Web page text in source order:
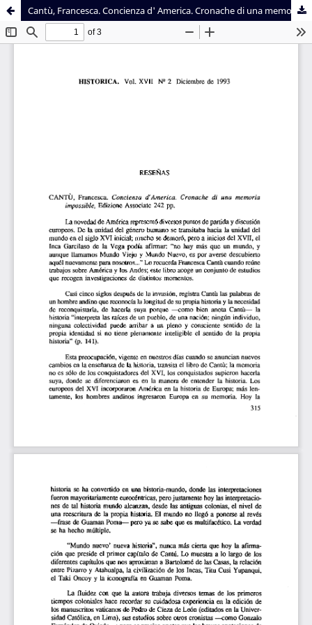
Cantù, Francesca. Concienza d' America. Cronache di una memoria impossible, Edizione Associate 242 pp.